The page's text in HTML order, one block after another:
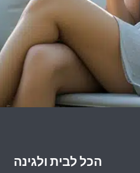
הכל לבית ולגינה